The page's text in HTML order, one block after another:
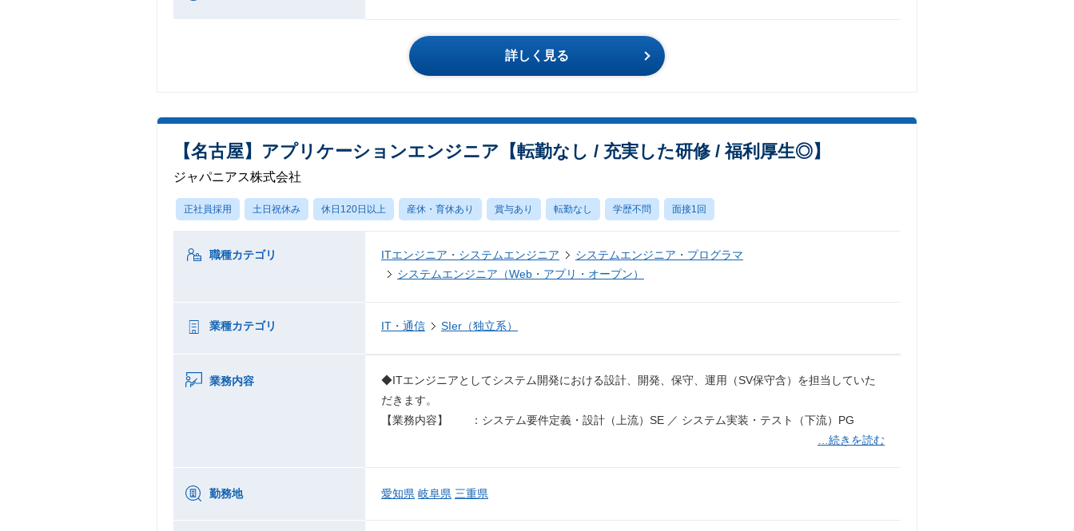
詳しく見る
【名古屋】アプリケーションエンジニア【転勤なし / 充実した研修 / 福利厚生◎】
ジャパニアス株式会社
正社員採用 土日祝休み 休日120日以上 産休・育休あり 賞与あり 転勤なし 学歴不問 面接1回
職種カテゴリ ITエンジニア・システムエンジニア
システムエンジニア・プログラマ
システムエンジニア（Web・アプリ・オープン）
業種カテゴリ IT・通信 SIer（独立系）
業務内容
◆ITエンジニアとしてシステム開発における設計、開発、保守、運用（SV保守含）を担当していた
だきます。
【業務内容】 ：システム要件定義・設計（上流）SE ／ システム実装・テスト（下流）PG
…続きを読む
勤務地 愛知県 岐阜県 三重県